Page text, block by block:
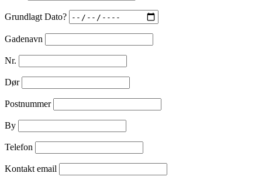
Grundlagt Dato?
Gadenavn
Nr.
Dør
Postnummer
By
Telefon
Kontakt email